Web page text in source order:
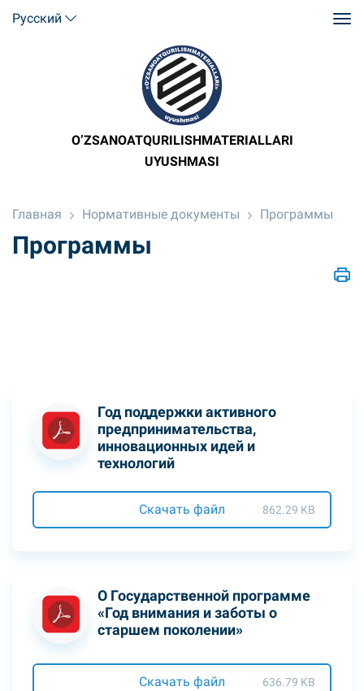
Русский
O’ZSANOATQURILISHMATERIALLARI
UYUSHMASI
Главная Нормативные документы Программы
Программы
Год поддержки активного
предпринимательства,
инновационных идей и
технологий
Скачать файл 862.29 KB
О Государственной программе
«Год внимания и заботы о
старшем поколении»
Скачать файл 636.79 KB